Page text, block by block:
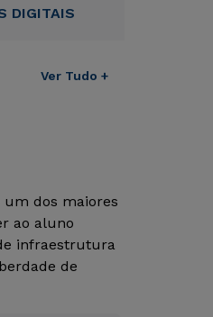
DIGITAIS
Ver Tudo +
dos maiores
ao aluno
infraestrutura
de
ou
ou